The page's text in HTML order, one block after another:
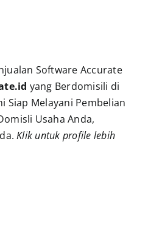
Software Accurate
yang Berdomisili di
Siap Melayani Pembelian
Usaha Anda,
Klik untuk profile lebih